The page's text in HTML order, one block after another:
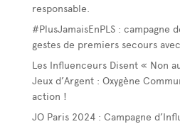
responsable.
#PlusJamaisEnPLS : campagne
gestes de premiers secours
Les Influenceurs Disent « Non
Jeux d’Argent : Oxygène
action !
JO Paris 2024 : Campagne